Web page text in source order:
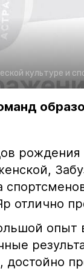
культуре и
рождения
отлично
опыт
достойно